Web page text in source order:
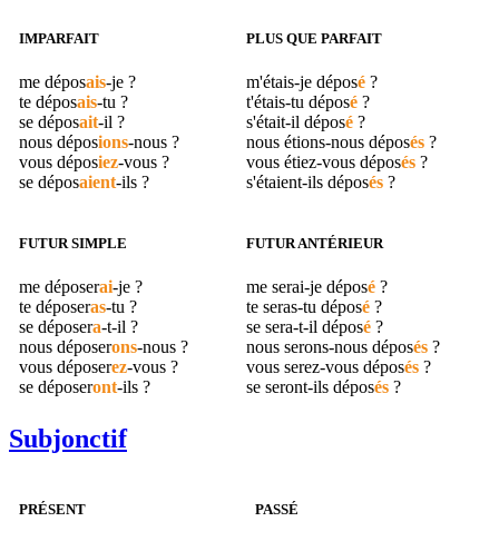
IMPARFAIT
me déposais-je ?
te déposais-tu ?
se déposait-il ?
nous déposions-nous ?
vous déposiez-vous ?
se déposaient-ils ?
PLUS QUE PARFAIT
m'étais-je déposé ?
t'étais-tu déposé ?
s'était-il déposé ?
nous étions-nous déposés ?
vous étiez-vous déposés ?
s'étaient-ils déposés ?
FUTUR SIMPLE
me déposerai-je ?
te déposeras-tu ?
se déposera-t-il ?
nous déposerons-nous ?
vous déposerez-vous ?
se déposeront-ils ?
FUTUR ANTÉRIEUR
me serai-je déposé ?
te seras-tu déposé ?
se sera-t-il déposé ?
nous serons-nous déposés ?
vous serez-vous déposés ?
se seront-ils déposés ?
Subjonctif
PRÉSENT PASSÉ